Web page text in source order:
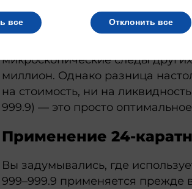
Почему именно 999, а не 1000,
Потому что получение
невозможно и экономически
микроскопические следы
миллион. Однако разница
на стоимость, ни на
999.9) — это просто
Применение 24-
Вы задумывались, где
999–999.9 применяется прежде
все Отклонить все